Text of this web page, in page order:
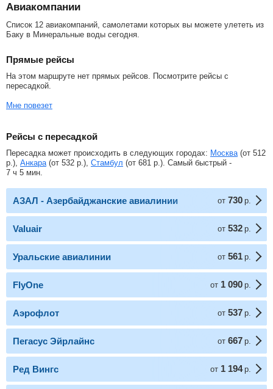
Авиакомпании
Список 12 авиакомпаний, самолетами которых вы можете улететь из
Баку в Минеральные воды сегодня.
Прямые рейсы
На этом маршруте нет прямых рейсов. Посмотрите рейсы с
пересадкой.
Мне повезет
Рейсы с пересадкой
Пересадка может происходить в следующих городах: Москва (от 512
р. ), Анкара (от 532 р. ), Стамбул (от 681 р. ). Самый быстрый -
7 ч 5 мин.
АЗАЛ - Азербайджанские авиалинии от 730 р.
Valuair от 532 р.
Уральские авиалинии от 561 р.
FlyOne от 1 090 р.
Аэрофлот от 537 р.
Пегасус Эйрлайнс от 667 р.
Ред Вингс от 1 194 р.